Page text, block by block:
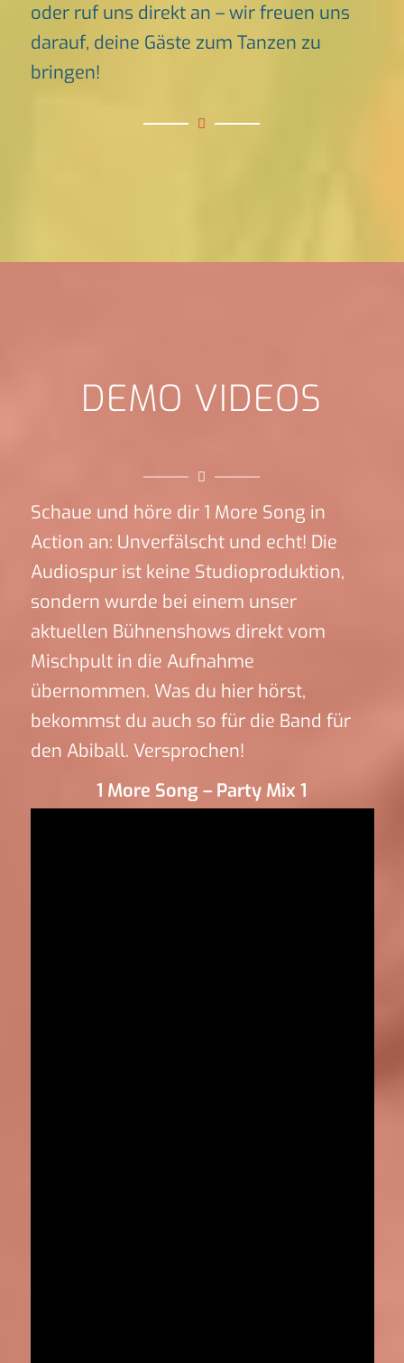
oder ruf uns direkt an – wir freuen uns
darauf, deine Gäste zum Tanzen zu
bringen!
DEMO VIDEOS
Schaue und höre dir 1 More Song in
Action an: Unverfälscht und echt! Die
Audiospur ist keine Studioproduktion,
sondern wurde bei einem unser
aktuellen Bühnenshows direkt vom
Mischpult in die Aufnahme
übernommen. Was du hier hörst,
bekommst du auch so für die Band für
den Abiball. Versprochen!
1 More Song – Party Mix 1